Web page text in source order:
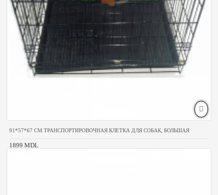
91*57*67 CM ТРАНСПОРТИРОВОЧНАЯ КЛЕТКА ДЛЯ СОБАК, БОЛЬШАЯ
1899 MDL